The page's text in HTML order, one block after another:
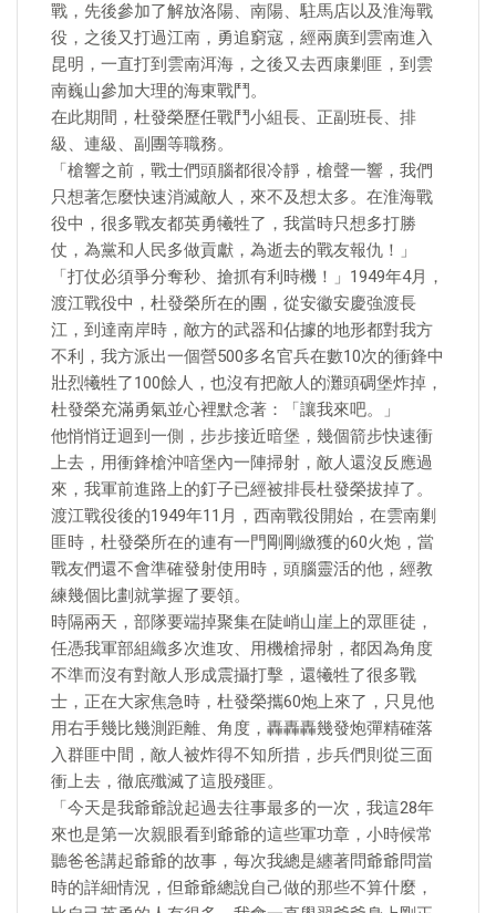
戰，先後參加了解放洛陽、南陽、駐馬店以及淮海戰
役，之後又打過江南，勇追窮寇，經兩廣到雲南進入
昆明，一直打到雲南洱海，之後又去西康剿匪，到雲
南巍山參加大理的海東戰鬥。
在此期間，杜發榮歷任戰鬥小組長、正副班長、排
級、連級、副團等職務。
「槍響之前，戰士們頭腦都很冷靜，槍聲一響，我們
只想著怎麼快速消滅敵人，來不及想太多。在淮海戰
役中，很多戰友都英勇犧牲了，我當時只想多打勝
仗，為黨和人民多做貢獻，為逝去的戰友報仇！」
「打仗必須爭分奪秒、搶抓有利時機！」1949年4月，
渡江戰役中，杜發榮所在的團，從安徽安慶強渡長
江，到達南岸時，敵方的武器和佔據的地形都對我方
不利，我方派出一個營500多名官兵在數10次的衝鋒中
壯烈犧牲了100餘人，也沒有把敵人的灘頭碉堡炸掉，
杜發榮充滿勇氣並心裡默念著：「讓我來吧。」
他悄悄迂迴到一側，步步接近暗堡，幾個箭步快速衝
上去，用衝鋒槍沖喑堡內一陣掃射，敵人還沒反應過
來，我軍前進路上的釘子已經被排長杜發榮拔掉了。
渡江戰役後的1949年11月，西南戰役開始，在雲南剿
匪時，杜發榮所在的連有一門剛剛繳獲的60火炮，當
戰友們還不會準確發射使用時，頭腦靈活的他，經教
練幾個比劃就掌握了要領。
時隔兩天，部隊要端掉聚集在陡峭山崖上的眾匪徒，
任憑我軍部組織多次進攻、用機槍掃射，都因為角度
不準而沒有對敵人形成震攝打擊，還犧牲了很多戰
士，正在大家焦急時，杜發榮攜60炮上來了，只見他
用右手幾比幾測距離、角度，轟轟轟幾發炮彈精確落
入群匪中間，敵人被炸得不知所措，步兵們則從三面
衝上去，徹底殲滅了這股殘匪。
「今天是我爺爺說起過去往事最多的一次，我這28年
來也是第一次親眼看到爺爺的這些軍功章，小時候常
聽爸爸講起爺爺的故事，每次我總是纏著問爺爺問當
時的詳細情況，但爺爺總說自己做的那些不算什麼，